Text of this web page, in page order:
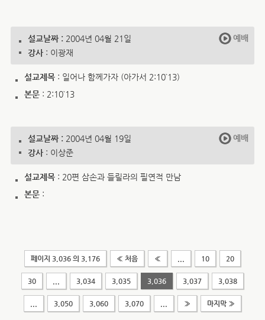
설교날짜 : 2004년 04월 21일
강사: 이광재
예배
설교제목: 일어나 함께가자 (아가서 2:10`13)
본문: 2:10`13
설교날짜 : 2004년 04월 19일
강사: 이상준
예배
설교제목: 20편 삼손과 들릴라의 필연적 만남
본문:
페이지 3,036 의 3,176 « 처음 « 10 20
30 3,034 3,035 3,036 3,037 3,038
3,050 3,060 3,070 » 마지막 »